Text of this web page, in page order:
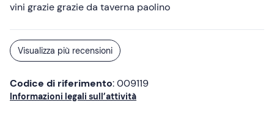
vini grazie grazie da taverna paolino
Visualizza più recensioni
Codice di riferimento: 009119
Informazioni legali sull’attività